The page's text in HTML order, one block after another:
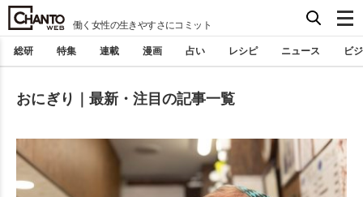
働く女性の生きやすさにコミット
総研 特集 連載 漫画 占い レシピ ニュース ビ
おにぎり｜最新・注目の記事一覧